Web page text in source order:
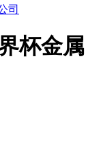
杯金属